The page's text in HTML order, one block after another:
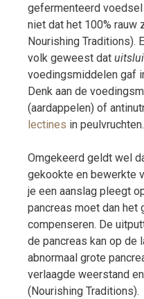
gefermenteerd
niet dat het 100% rauw
Nourishing Traditions).
volk geweest dat
voedingsmiddelen gaf
Denk aan de
(aardappelen) of
lectines in peulvruchten.
Omgekeerd geldt wel
gekookte en bewerkte
je een aanslag pleegt
pancreas moet dan het
compenseren. De
de pancreas kan op de
abnormaal grote
verlaagde weerstand
(Nourishing Traditions).